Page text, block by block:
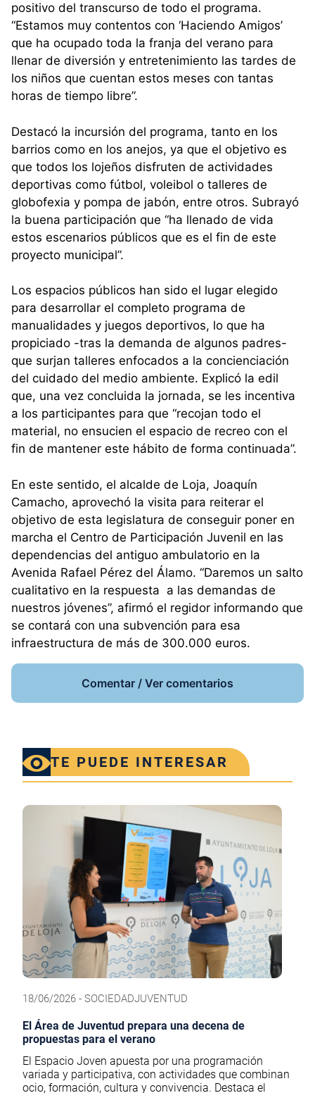
positivo del transcurso de todo el programa.
“Estamos muy contentos con ‘Haciendo Amigos’
que ha ocupado toda la franja del verano para
llenar de diversión y entretenimiento las tardes de
los niños que cuentan estos meses con tantas
horas de tiempo libre”.
Destacó la incursión del programa, tanto en los
barrios como en los anejos, ya que el objetivo es
que todos los lojeños disfruten de actividades
deportivas como fútbol, voleibol o talleres de
globofexia y pompa de jabón, entre otros. Subrayó
la buena participación que “ha llenado de vida
estos escenarios públicos que es el fin de este
proyecto municipal”.
Los espacios públicos han sido el lugar elegido
para desarrollar el completo programa de
manualidades y juegos deportivos, lo que ha
propiciado -tras la demanda de algunos padres-
que surjan talleres enfocados a la concienciación
del cuidado del medio ambiente. Explicó la edil
que, una vez concluida la jornada, se les incentiva
a los participantes para que “recojan todo el
material, no ensucien el espacio de recreo con el
fin de mantener este hábito de forma continuada”.
En este sentido, el alcalde de Loja, Joaquín
Camacho, aprovechó la visita para reiterar el
objetivo de esta legislatura de conseguir poner en
marcha el Centro de Participación Juvenil en las
dependencias del antiguo ambulatorio en la
Avenida Rafael Pérez del Álamo. “Daremos un salto
cualitativo en la respuesta a las demandas de
nuestros jóvenes”, afirmó el regidor informando que
se contará con una subvención para esa
infraestructura de más de 300.000 euros.
Comentar / Ver comentarios
TE PUEDE INTERESAR
18/06/2026 - SOCIEDADJUVENTUD
El Área de Juventud prepara una decena de
propuestas para el verano
El Espacio Joven apuesta por una programación
variada y participativa, con actividades que combinan
ocio, formación, cultura y convivencia. Destaca el